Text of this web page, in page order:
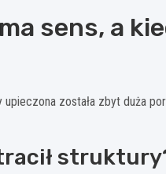
sens, a
została zbyt duża